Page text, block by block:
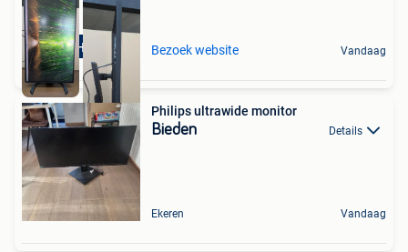
HIGHEND Bezoek website Vandaag
Philips ultrawide monitor
Bieden Details
Ekeren Vandaag